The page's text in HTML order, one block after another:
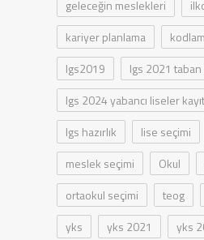
geleceğin meslekleri
kariyer planlama
lgs2019
lgs 2021
lgs 2024 yabancı liseler kayıt
lgs hazırlık
lise seçimi
meslek seçimi
Okul
ortaokul seçimi
teog
yks
yks 2021
yks